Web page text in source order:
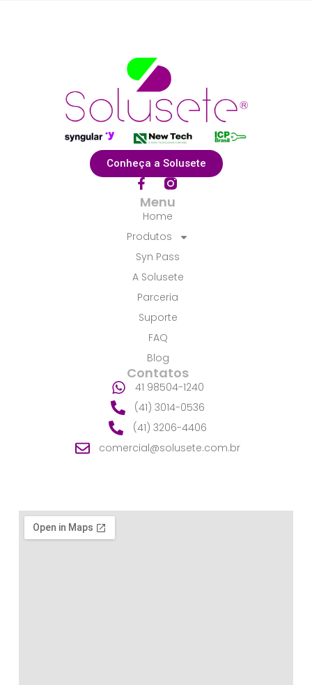
Conheça a Solusete
F
a
c
e
b
o
k
-
f
Menu
Home
Produtos
Syn Pass
A Solusete
Parceria
Suporte
FAQ
Blog
Contatos
41 98504-1240
(41) 3014-0536
(41) 3206-4406
comercial@solusete.com.br